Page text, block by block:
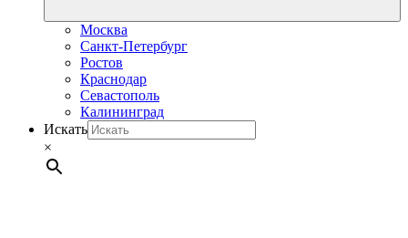
Москва
Санкт-Петербург
Ростов
Краснодар
Севастополь
Калининград
Искать
×